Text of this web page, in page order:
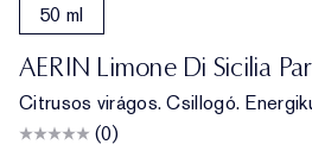
50 ml
AERIN Limone Di Sicilia
Citrusos virágos. Csillogó.
(0)